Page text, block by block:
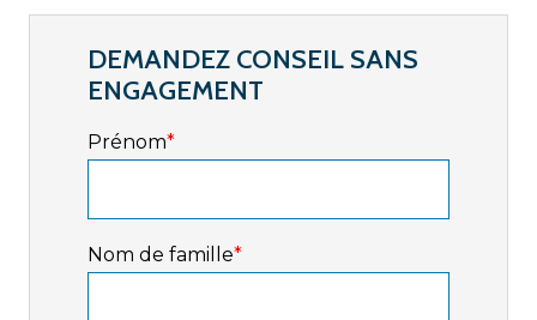
DEMANDEZ CONSEIL SANS
ENGAGEMENT
Prénom*
Nom de famille*